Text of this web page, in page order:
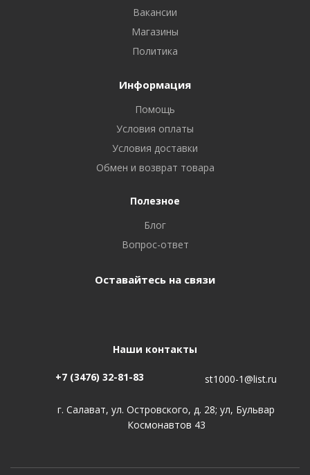
Вакансии
Магазины
Политика
Информация
Помощь
Условия оплаты
Условия доставки
Обмен и возврат товара
Полезное
Блог
Вопрос-ответ
Оставайтесь на связи
Наши контакты
+7 (3476) 32-81-83 st1000-1@list.ru
г. Салават, ул. Островского, д. 28; ул, Бульвар
Космонавтов 43